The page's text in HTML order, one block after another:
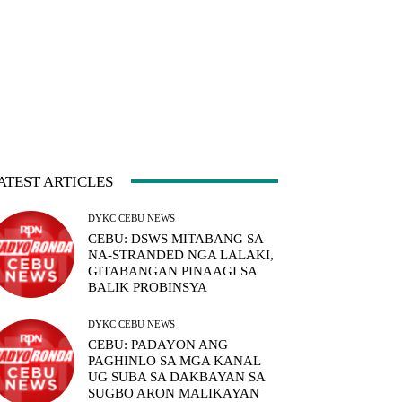
ARTICLES
DYKC CEBU NEWS
CEBU: DSWS MITABANG SA
NA-STRANDED NGA LALAKI,
GITABANGAN PINAAGI SA
BALIK PROBINSYA
DYKC CEBU NEWS
CEBU: PADAYON ANG
PAGHINLO SA MGA KANAL
UG SUBA SA DAKBAYAN SA
SUGBO ARON MALIKAYAN